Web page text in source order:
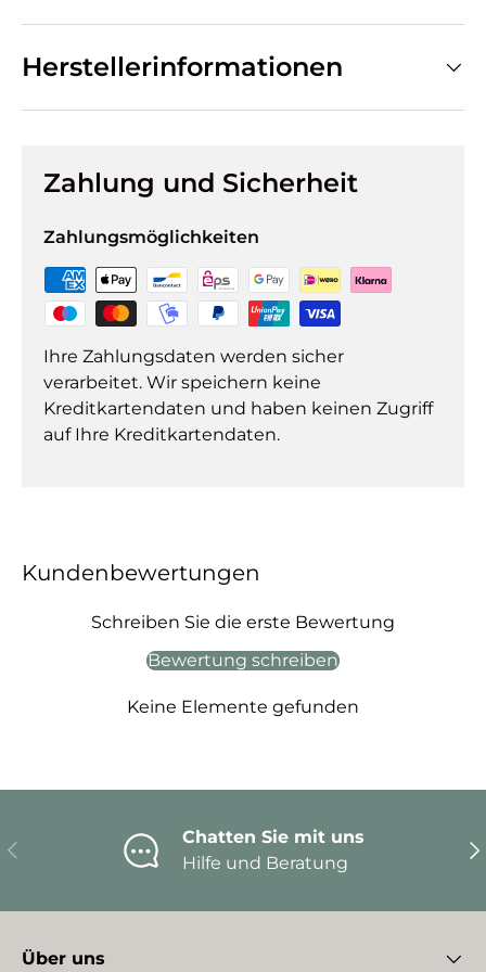
Herstellerinformationen
Zahlung und Sicherheit
Zahlungsmöglichkeiten
Ihre Zahlungsdaten werden sicher
verarbeitet. Wir speichern keine
Kreditkartendaten und haben keinen Zugriff
auf Ihre Kreditkartendaten.
Kundenbewertungen
Schreiben Sie die erste Bewertung
Bewertung schreiben
Keine Elemente gefunden
Vorherige
Chatten Sie mit uns
Hilfe und Beratung
Über uns